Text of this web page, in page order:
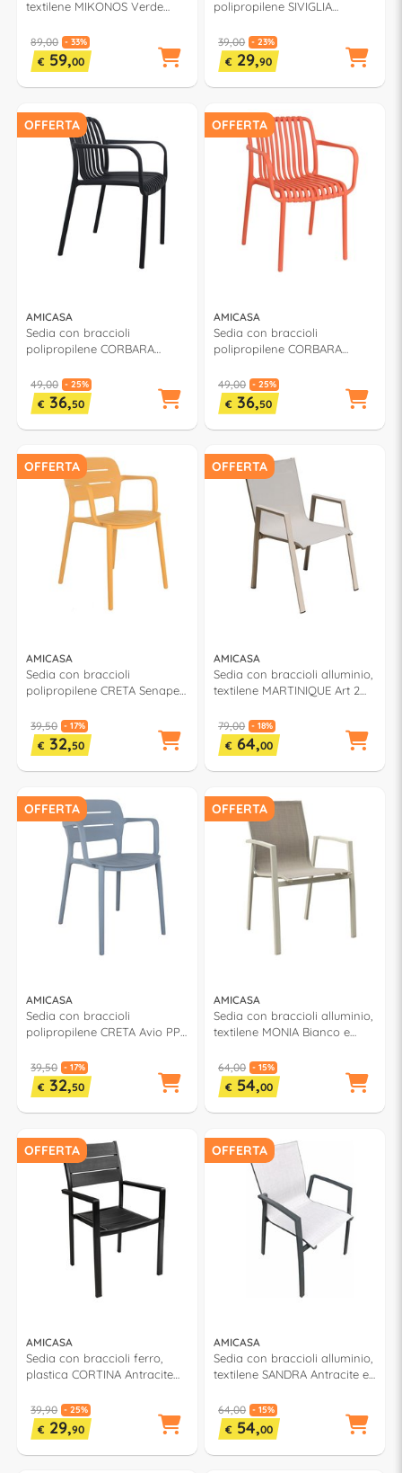
textilene MIKONOS Verde
002
89,00 - 33%
€ 59,00
polipropilene SIVIGLIA
39,00 - 23%
€ 29,90
OFFERTA
AMICASA
Sedia con braccioli
polipropilene CORBARA
49,00 - 25%
€ 36,50
OFFERTA
AMICASA
Sedia con braccioli
polipropilene CORBARA
49,00 - 25%
€ 36,50
OFFERTA
AMICASA
Sedia con braccioli
polipropilene CRETA Senape
39,50 - 17%
€ 32,50
OFFERTA
AMICASA
Sedia con braccioli alluminio,
textilene MARTINIQUE Art 2
79,00 - 18%
€ 64,00
OFFERTA
AMICASA
Sedia con braccioli
polipropilene CRETA Avio PP
39,50 - 17%
€ 32,50
OFFERTA
AMICASA
Sedia con braccioli alluminio,
textilene MONIA Bianco e
64,00 - 15%
€ 54,00
OFFERTA
AMICASA
Sedia con braccioli ferro,
plastica CORTINA Antracite
39,90 - 25%
€ 29,90
OFFERTA
AMICASA
Sedia con braccioli alluminio,
textilene SANDRA Antracite e
64,00 - 15%
€ 54,00